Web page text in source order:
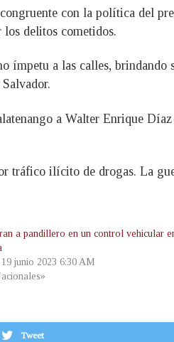
con la política del
los delitos cometidos.
ímpetu a las calles, brindando
a Walter Enrique Díaz
tráfico ilícito de drogas. La
a pandillero en un control vehicular
19 junio 2023 6:30 AM
Tweet